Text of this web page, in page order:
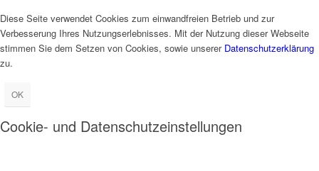
Diese Seite verwendet Cookies zum einwandfreien Betrieb und zur
Verbesserung Ihres Nutzungserlebnisses. Mit der Nutzung dieser Webseite
stimmen Sie dem Setzen von Cookies, sowie unserer Datenschutzerklärung
zu.
OK
Cookie- und Datenschutzeinstellungen